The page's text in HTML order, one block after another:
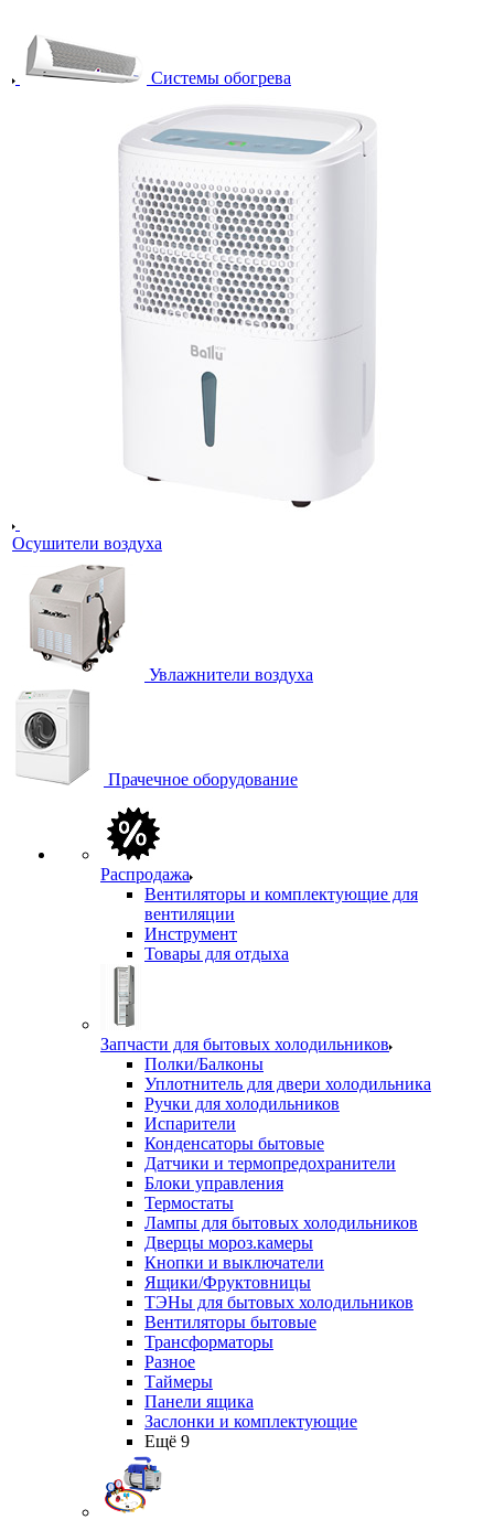
Системы обогрева
Осушители воздуха
Увлажнители воздуха
Прачечное оборудование
Распродажа
Вентиляторы и комплектующие для
вентиляции
Инструмент
Товары для отдыха
Запчасти для бытовых холодильников
Полки/Балконы
Уплотнитель для двери холодильника
Ручки для холодильников
Испарители
Конденсаторы бытовые
Датчики и термопредохранители
Блоки управления
Термостаты
Лампы для бытовых холодильников
Дверцы мороз.камеры
Кнопки и выключатели
Ящики/Фруктовницы
ТЭНы для бытовых холодильников
Вентиляторы бытовые
Трансформаторы
Разное
Таймеры
Панели ящика
Заслонки и комплектующие
Ещё 9